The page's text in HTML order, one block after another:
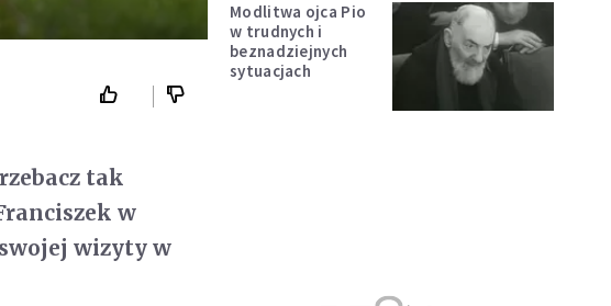
tak
w
wizyty w
Modlitwa ojca Pio
w trudnych i
beznadziejnych
sytuacjach